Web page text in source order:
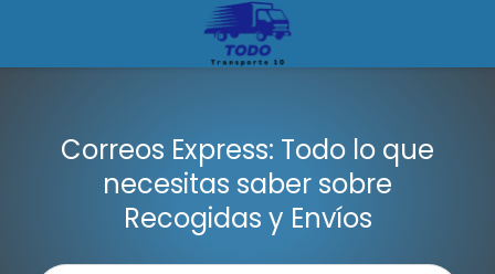
Correos Express: Todo lo que
necesitas saber sobre
Recogidas y Envíos